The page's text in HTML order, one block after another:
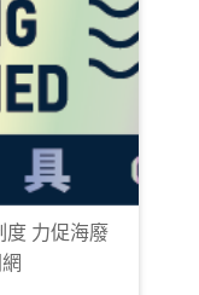
度 力促海廢